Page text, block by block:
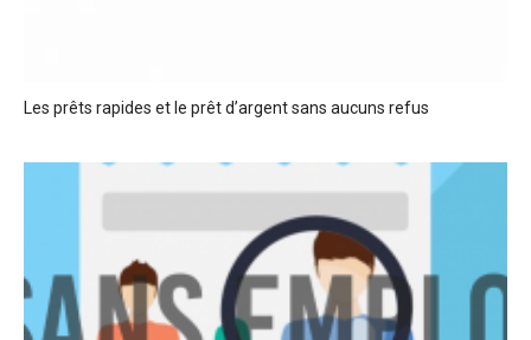
Les prêts rapides et le prêt d’argent sans aucuns refus